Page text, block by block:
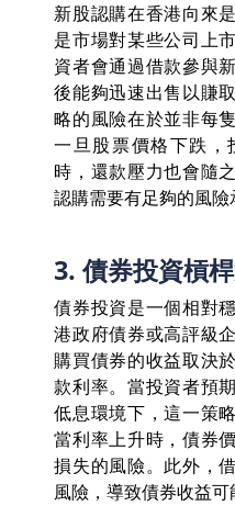
新股認購在香港向來
是市場對某些公司上
資者會通過借款參與
後能夠迅速出售以賺
略的風險在於並非每
一旦股票價格下跌，
時，還款壓力也會隨
認購需要有足夠的風險
3. 債券投資槓
債券投資是一個相對
港政府債券或高評級
購買債券的收益取決
款利率。當投資者預
低息環境下，這一策
當利率上升時，債券
損失的風險。此外，
風險，導致債券收益可